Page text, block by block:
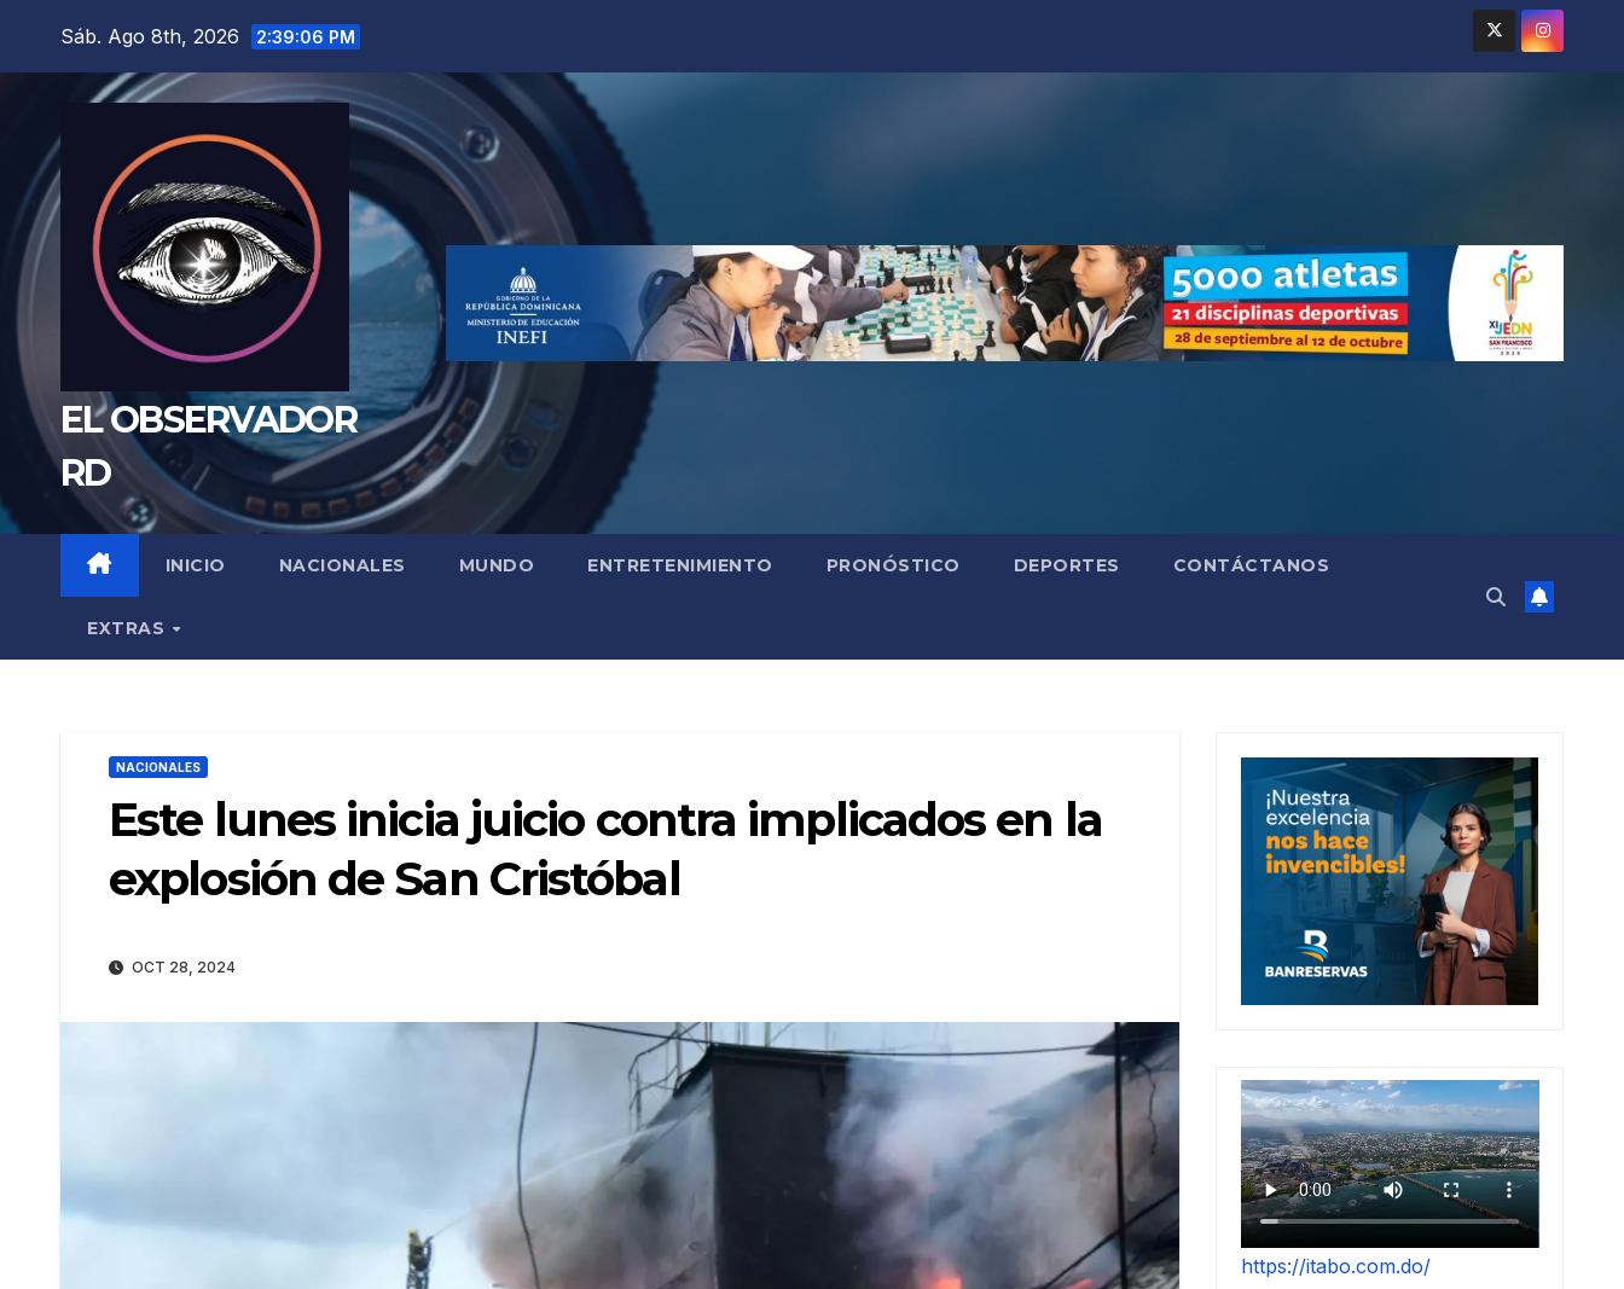
Sáb. Ago 8th, 2026 2:39:08 PM
EL OBSERVADOR
RD
INICIO NACIONALES MUNDO ENTRETENIMIENTO PRONÓSTICO DEPORTES CONTÁCTANOS
EXTRAS
NACIONALES
Este lunes inicia juicio contra implicados en la
explosión de San Cristóbal
OCT 28, 2024
https://itabo.com.do/